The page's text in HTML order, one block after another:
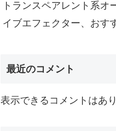
トランスペアレント系オ
イブエフェクター、おす
最近のコメント
表示できるコメントはあ